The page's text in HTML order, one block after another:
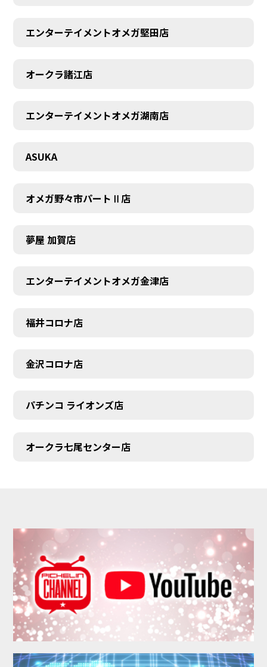
エンターテイメントオメガ堅田店
オークラ諸江店
エンターテイメントオメガ湖南店
ASUKA
オメガ野々市パートⅡ店
夢屋 加賀店
エンターテイメントオメガ金津店
福井コロナ店
金沢コロナ店
パチンコ ライオンズ店
オークラ七尾センター店